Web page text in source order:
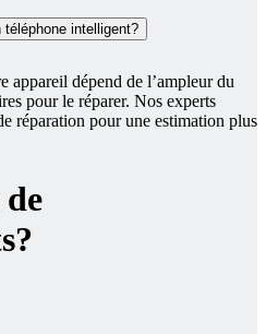
téléphone intelligent?
appareil dépend de l’ampleur du
pour le réparer. Nos experts
réparation pour une estimation plus